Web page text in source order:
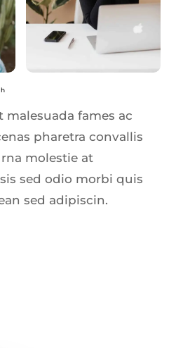
malesuada fames ac
pharetra convallis
molestie at
sed odio morbi quis
sed adipiscin.